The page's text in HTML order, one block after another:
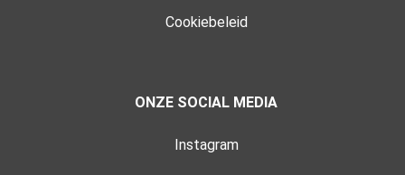
Cookiebeleid
ONZE SOCIAL MEDIA
Instagram